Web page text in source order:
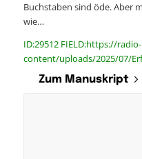
Buchstaben sind öde. Aber
wie…
ID:29512 FIELD:https://
content/uploads/2025/07/
Zum Manuskript